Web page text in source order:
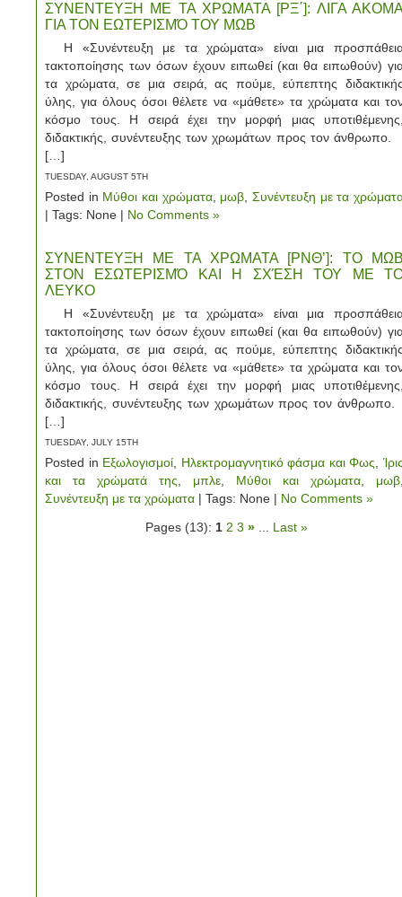
ΣΥΝΕΝΤΕΥΞΗ ΜΕ ΤΑ ΧΡΩΜΑΤΑ [ΡΞ΄]: ΛΙΓΑ
ΓΙΑ ΤΟΝ ΕΩΤΕΡΙΣΜΌ ΤΟΥ ΜΩΒ
Η «Συνέντευξη με τα χρώματα» είναι μια
τακτοποίησης των όσων έχουν ειπωθεί (και θα ειπωθούν)
τα χρώματα, σε μια σειρά, ας πούμε, εύπεπτης
ύλης, για όλους όσοι θέλετε να «μάθετε» τα χρώματα και
κόσμο τους. Η σειρά έχει την μορφή μιας
διδακτικής, συνέντευξης των χρωμάτων προς τον
[…]
TUESDAY, AUGUST 5TH
Posted in Μύθοι και χρώματα, μωβ ,Συνέντευξη με τα
| Tags: None | No Comments »
ΣΥΝΕΝΤΕΥΞΗ ΜΕ ΤΑ ΧΡΩΜΑΤΑ [ΡΝΘ’]: ΤΟ
ΣΤΟΝ ΕΣΩΤΕΡΙΣΜΌ ΚΑΙ Η ΣΧΈΣΗ ΤΟΥ ΜΕ
ΛΕΥΚΟ
Η «Συνέντευξη με τα χρώματα» είναι μια
τακτοποίησης των όσων έχουν ειπωθεί (και θα ειπωθούν)
τα χρώματα, σε μια σειρά, ας πούμε, εύπεπτης
ύλης, για όλους όσοι θέλετε να «μάθετε» τα χρώματα και
κόσμο τους. Η σειρά έχει την μορφή μιας
διδακτικής, συνέντευξης των χρωμάτων προς τον
[…]
TUESDAY, JULY 15TH
Posted in Εξωλογισμοί Ηλεκτρομαγνητικό φάσμα και Φως ,
και τα χρώματά της
μπλε Μύθοι και χρώματα μωβ
Συνέντευξη με τα χρώματα | Tags: None | No Comments »
Pages (13): 1 2 3 » Last »